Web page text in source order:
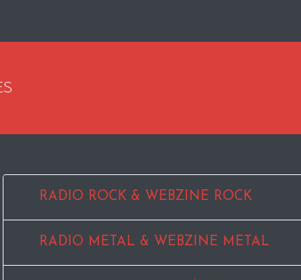
RADIO ROCK & WEBZINE ROCK
RADIO METAL & WEBZINE METAL